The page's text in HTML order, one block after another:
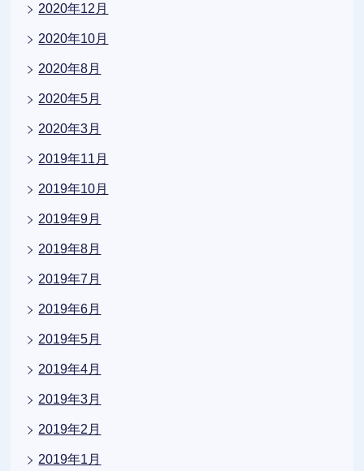
2020年12月
2020年10月
2020年8月
2020年5月
2020年3月
2019年11月
2019年10月
2019年9月
2019年8月
2019年7月
2019年6月
2019年5月
2019年4月
2019年3月
2019年2月
2019年1月